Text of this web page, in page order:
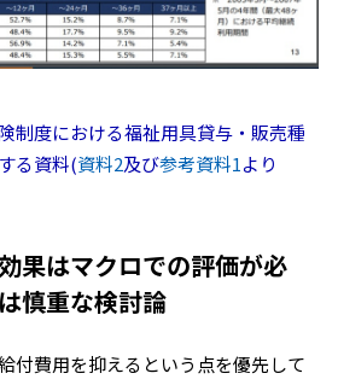
制度における福祉用具貸与・販売種
る資料(資料2及び参考資料1より
果はマクロでの評価が必
慎重な検討論
付費用を抑えるという点を優先して